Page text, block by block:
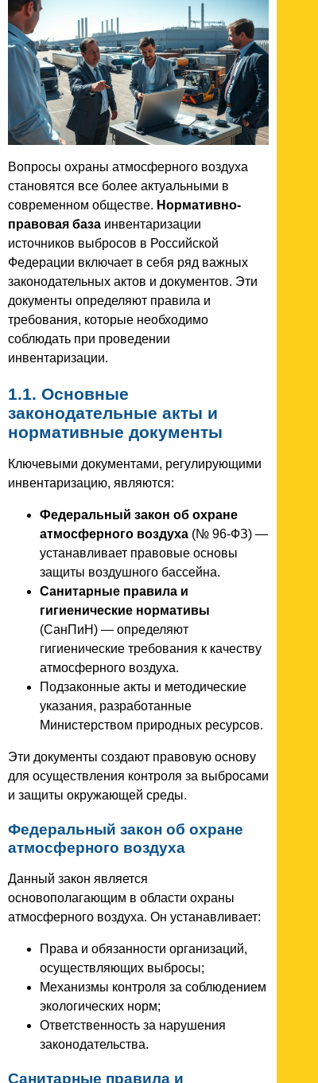
Вопросы охраны атмосферного воздуха
становятся все более актуальными в
современном обществе. Нормативно-
правовая база инвентаризации
источников выбросов в Российской
Федерации включает в себя ряд важных
законодательных актов и документов. Эти
документы определяют правила и
требования, которые необходимо
соблюдать при проведении
инвентаризации.
1.1. Основные
законодательные акты и
нормативные документы
Ключевыми документами, регулирующими
инвентаризацию, являются:
Федеральный закон об охране
атмосферного воздуха (№ 96-ФЗ) —
устанавливает правовые основы
защиты воздушного бассейна.
Санитарные правила и
гигиенические нормативы
(СанПиН) — определяют
гигиенические требования к качеству
атмосферного воздуха.
Подзаконные акты и методические
указания, разработанные
Министерством природных ресурсов.
Эти документы создают правовую основу
для осуществления контроля за выбросами
и защиты окружающей среды.
Федеральный закон об охране
атмосферного воздуха
Данный закон является
основополагающим в области охраны
атмосферного воздуха. Он устанавливает:
Права и обязанности организаций,
осуществляющих выбросы;
Механизмы контроля за соблюдением
экологических норм;
Ответственность за нарушения
законодательства.
Санитарные правила и